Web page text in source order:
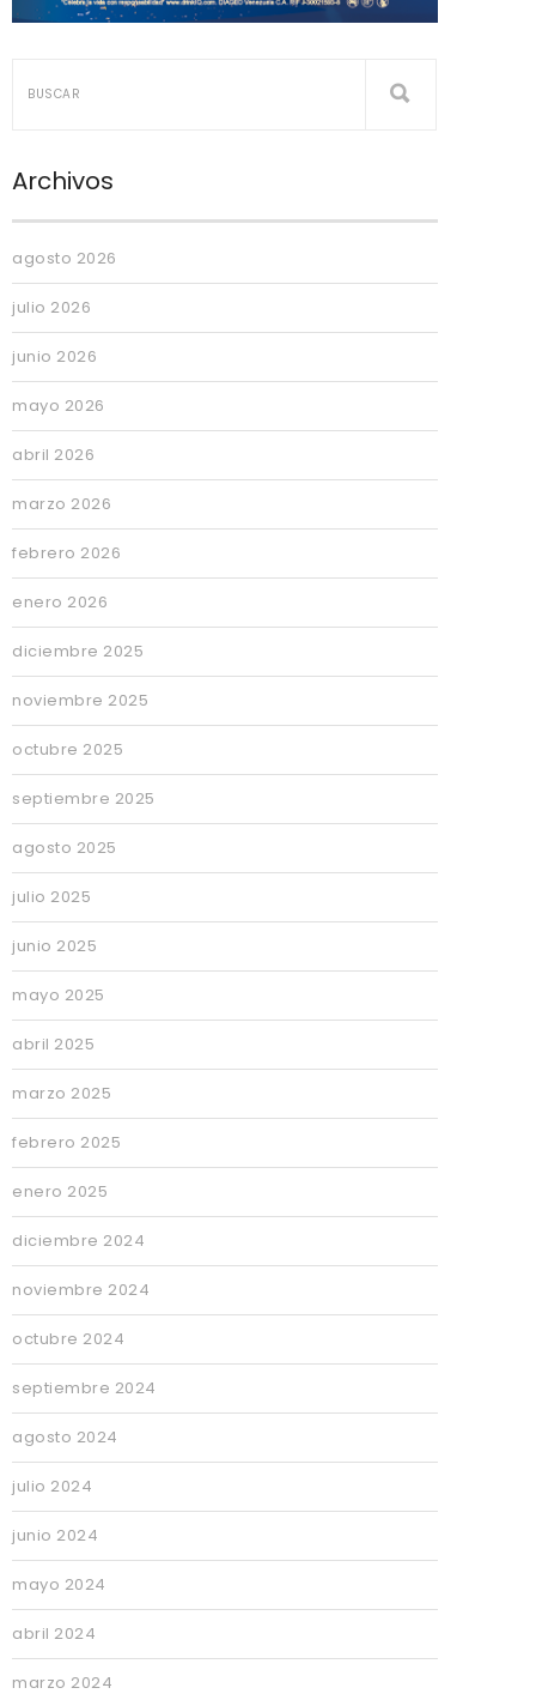
Archivos
agosto 2026
julio 2026
junio 2026
mayo 2026
abril 2026
marzo 2026
febrero 2026
enero 2026
diciembre 2025
noviembre 2025
octubre 2025
septiembre 2025
agosto 2025
julio 2025
junio 2025
mayo 2025
abril 2025
marzo 2025
febrero 2025
enero 2025
diciembre 2024
noviembre 2024
octubre 2024
septiembre 2024
agosto 2024
julio 2024
junio 2024
mayo 2024
abril 2024
marzo 2024